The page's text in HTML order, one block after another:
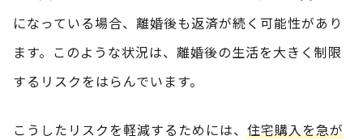
になっている場合、離婚後も返済が続く可能性があり
ます。このような状況は、離婚後の生活を大きく制限
するリスクをはらんでいます。
こうしたリスクを軽減するためには、 住宅購入を急が